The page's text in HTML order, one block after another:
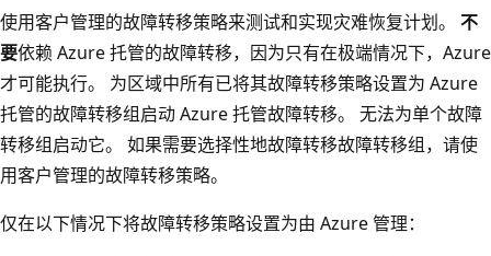
使用客户管理的故障转移策略来测试和实现灾难恢复计划。 不
要依赖 Azure 托管的故障转移，因为只有在极端情况下，Azure
才可能执行。 为区域中所有已将其故障转移策略设置为 Azure
托管的故障转移组启动 Azure 托管故障转移。 无法为单个故障
转移组启动它。 如果需要选择性地故障转移故障转移组，请使
用客户管理的故障转移策略。
仅在以下情况下将故障转移策略设置为由 Azure 管理：